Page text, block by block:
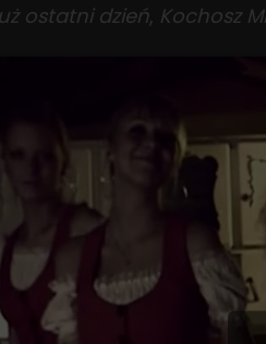
ostatni dzień, Kochosz